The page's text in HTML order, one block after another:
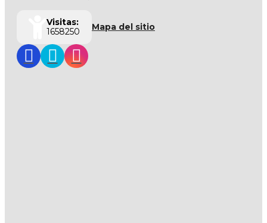
Visitas:
1658250
Mapa del sitio